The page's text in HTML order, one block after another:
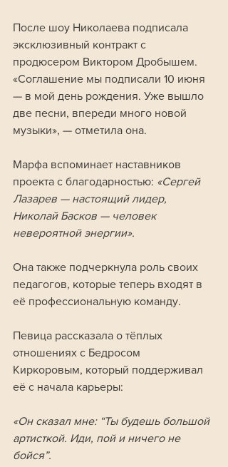
После шоу Николаева подписала
эксклюзивный контракт с
продюсером Виктором Дробышем.
«Соглашение мы подписали 10 июня
— в мой день рождения. Уже вышло
две песни, впереди много новой
музыки», — отметила она.
Марфа вспоминает наставников
проекта с благодарностью: «Сергей
Лазарев — настоящий лидер,
Николай Басков — человек
невероятной энергии».
Она также подчеркнула роль своих
педагогов, которые теперь входят в
её профессиональную команду.
Певица рассказала о тёплых
отношениях с Бедросом
Киркоровым, который поддерживал
её с начала карьеры:
«Он сказал мне: “Ты будешь большой
артисткой. Иди, пой и ничего не
бойся”.